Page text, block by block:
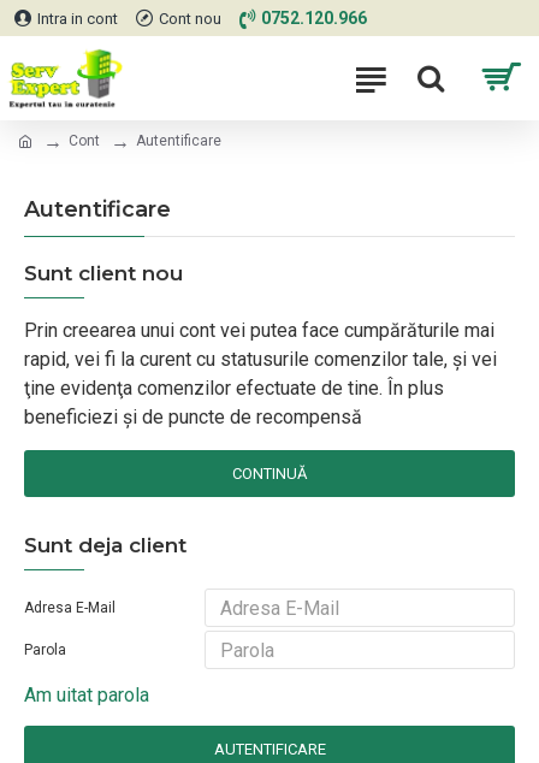
Intra in cont Cont nou 0752.120.966
Cont Autentificare
Autentificare
Sunt client nou
Prin creearea unui cont vei putea face cumpărăturile mai
rapid, vei fi la curent cu statusurile comenzilor tale, şi vei
ţine evidenţa comenzilor efectuate de tine. În plus
beneficiezi şi de puncte de recompensă
CONTINUĂ
Sunt deja client
Adresa E-Mail
Parola
Am uitat parola
AUTENTIFICARE